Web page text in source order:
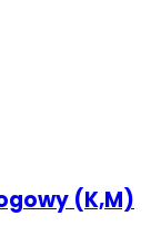
(K,M)